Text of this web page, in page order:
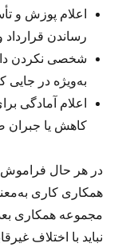
اعلام پوزش و
رساندن قرارداد
شخصی نکردن
به‌ویژه در جایی
اعلام آمادگی
کاهش یا
در هر حال فراموش
همکاری کاری
مجموعه همکاری
نباید با اختلاف